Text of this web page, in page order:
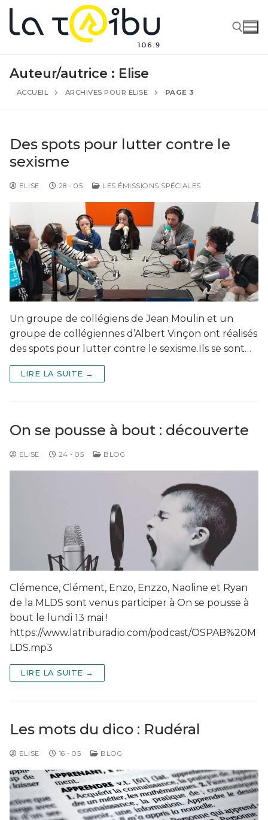
Auteur/autrice : Elise
ACCUEIL ARCHIVES POUR ELISE PAGE 3
Des spots pour lutter contre le
sexisme
ELISE 28 - 05 LES ÉMISSIONS SPÉCIALES
Un groupe de collégiens de Jean Moulin et un
groupe de collégiennes d’Albert Vinçon ont réalisés
des spots pour lutter contre le sexisme.Ils se sont…
LIRE LA SUITE →
On se pousse à bout : découverte
ELISE 24 - 05 BLOG
Clémence, Clément, Enzo, Enzzo, Naoline et Ryan
de la MLDS sont venus participer à On se pousse à
bout le lundi 13 mai !
https://www.latriburadio.com/podcast/OSPAB%20M
LDS.mp3
LIRE LA SUITE →
Les mots du dico : Rudéral
ELISE 16 - 05 BLOG